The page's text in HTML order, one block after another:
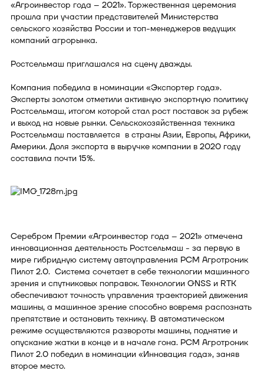
«Агроинвестор года – 2021». Торжественная церемония
прошла при участии представителей Министерства
сельского хозяйства России и топ-менеджеров ведущих
компаний агрорынка.
Ростсельмаш приглашался на сцену дважды.
Компания победила в номинации «Экспортер года».
Эксперты золотом отметили активную экспортную политику
Ростсельмаш, итогом которой стал рост поставок за рубеж
и выход на новые рынки. Сельскохозяйственная техника
Ростсельмаш поставляется в страны Азии, Европы, Африки,
Америки. Доля экспорта в выручке компании в 2020 году
составила почти 15%.
Серебром Премии «Агроинвестор года – 2021» отмечена
инновационная деятельность Ростсельмаш - за первую в
мире гибридную систему автоуправления РСМ Агротроник
Пилот 2.0. Система сочетает в себе технологии машинного
зрения и спутниковых поправок. Технологии GNSS и RTK
обеспечивают точность управления траекторией движения
машины, а машинное зрение способно вовремя распознать
препятствие и остановить технику. В автоматическом
режиме осуществляются развороты машины, поднятие и
опускание жатки в конце и в начале гона. РСМ Агротроник
Пилот 2.0 победил в номинации «Инновация года», заняв
второе место.